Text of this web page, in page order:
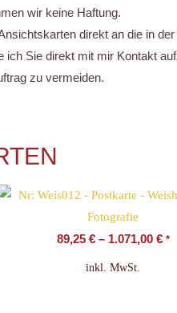
wir keine Haftung.
direkt an die in
Sie direkt mit mir Kontakt
zu vermeiden.
89,25 €– 1.071,00 € *
inkl. MwSt.